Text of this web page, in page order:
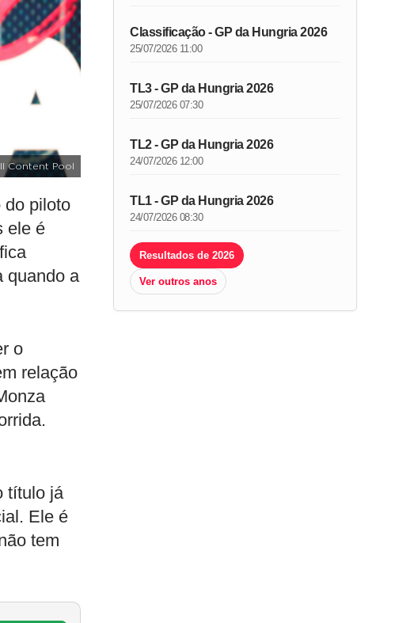
Content Pool
do piloto
ele é
quando a
o
relação
título já
Ele é
tem
Classificação - GP da Hungria 2026
25/07/2026 11:00
TL3 - GP da Hungria 2026
25/07/2026 07:30
TL2 - GP da Hungria 2026
24/07/2026 12:00
TL1 - GP da Hungria 2026
24/07/2026 08:30
Resultados de 2026
Ver outros anos